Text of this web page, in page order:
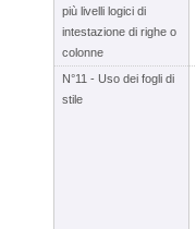
più livelli logici di
intestazione di righe o
colonne
N°11 - Uso dei fogli di
stile